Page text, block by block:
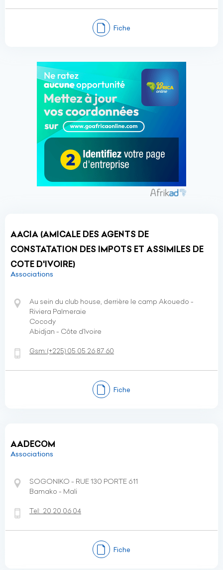
Fiche
AACIA (AMICALE DES AGENTS DE
CONSTATATION DES IMPOTS ET ASSIMILES DE
COTE D'IVOIRE)
Associations
Au sein du club house, derrière le camp Akouedo -
Riviera Palmeraie
Cocody
Abidjan - Côte d’Ivoire
Gsm:(+225) 05 05 26 87 60
Fiche
AADECOM
Associations
SOGONIKO - RUE 130 PORTE 611
Bamako - Mali
Tel: 20 20 06 04
Fiche